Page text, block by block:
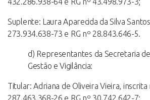
Suplente: Laura Aparecida da Silva
273.934.638-73 e RG nº 28.843.646-5.
d) Representantes da Secretaria de
Gestão e Vigilância:
Titular: Adriana de Oliveira Vieira, inscrita
287.463.368-26 e RG nº 30.742.642-7;